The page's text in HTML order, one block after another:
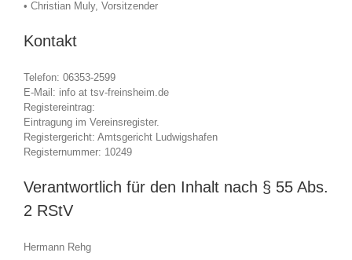
• Christian Muly, Vorsitzender
Kontakt
Telefon: 06353-2599
E-Mail: info at tsv-freinsheim.de
Registereintrag:
Eintragung im Vereinsregister.
Registergericht: Amtsgericht Ludwigshafen
Registernummer: 10249
Verantwortlich für den Inhalt nach § 55 Abs.
2 RStV
Hermann Rehg